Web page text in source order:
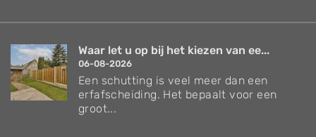
Waar let u op bij het kiezen van ee...
06-08-2026
Een schutting is veel meer dan een
erfafscheiding. Het bepaalt voor een
groot...